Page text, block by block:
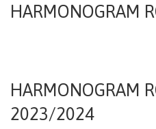
HARMONOGRAM
HARMONOGRAM
2023/2024